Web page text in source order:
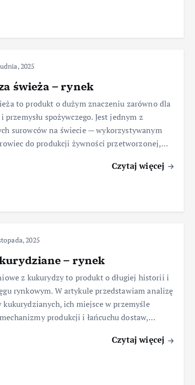
2025
świeża – rynek
to produkt o dużym znaczeniu zarówno dla
spożywczego. Jest jednym z
surowców na świecie — wykorzystywanym
do produkcji żywności przetworzonej,…
Czytaj więcej
2025
– rynek
z kukurydzy to produkt o długiej historii i
rynkowym. W artykule przedstawiam analizę
kukurydzianych, ich miejsce w przemyśle
produkcji i łańcuchu dostaw,…
Czytaj więcej